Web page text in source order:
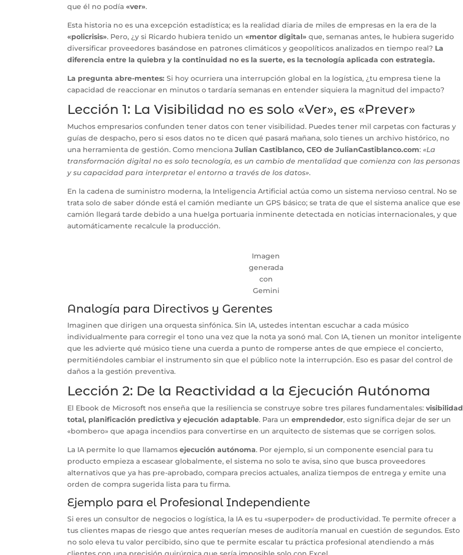
que él no podía«ver».
Esta historia no es una excepción estadística; es la realidad diaria de miles de empresas en la era de la
«policrisis». Pero, ¿y si Ricardo hubiera tenido un«mentor digital» que, semanas antes, le hubiera sugerido
diversificar proveedores basándose en patrones climáticos y geopolíticos analizados en tiempo real? La
diferencia entre la quiebra y la continuidad no es la suerte, es la tecnología aplicada con estrategia.
La pregunta abre-mentes: Si hoy ocurriera una interrupción global en la logística, ¿tu empresa tiene la
capacidad de reaccionar en minutos o tardaría semanas en entender siquiera la magnitud del impacto?
Lección 1: La Visibilidad no es solo «Ver», es «Prever»
Muchos empresarios confunden tener datos con tener visibilidad. Puedes tener mil carpetas con facturas y
guías de despacho, pero si esos datos no te dicen qué pasará mañana, solo tienes un archivo histórico, no
una herramienta de gestión. Como mencionaJulian Castiblanco, CEO de JulianCastiblanco.com:«La
transformación digital no es solo tecnología, es un cambio de mentalidad que comienza con las personas
y su capacidad para interpretar el entorno a través de los datos».
En la cadena de suministro moderna, la Inteligencia Artificial actúa como un sistema nervioso central. No se
trata solo de saber dónde está el camión mediante un GPS básico; se trata de que el sistema analice que ese
camión llegará tarde debido a una huelga portuaria inminente detectada en noticias internacionales, y que
automáticamente recalcule la producción.
Imagen
generada
con
Gemini
Analogía para Directivos y Gerentes
Imaginen que dirigen una orquesta sinfónica. Sin IA, ustedes intentan escuchar a cada músico
individualmente para corregir el tono una vez que la nota ya sonó mal. Con IA, tienen un monitor inteligente
que les advierte qué músico tiene una cuerda a punto de romperse antes de que empiece el concierto,
permitiéndoles cambiar el instrumento sin que el público note la interrupción. Eso es pasar del control de
daños a la gestión preventiva.
Lección 2: De la Reactividad a la Ejecución Autónoma
El Ebook de Microsoft nos enseña que la resiliencia se construye sobre tres pilares fundamentales:visibilidad
total, planificación predictiva y ejecución adaptable. Para unemprendedor, esto significa dejar de ser un
«bombero» que apaga incendios para convertirse en un arquitecto de sistemas que se corrigen solos.
La IA permite lo que llamamosejecución autónoma. Por ejemplo, si un componente esencial para tu
producto empieza a escasear globalmente, el sistema no solo te avisa, sino que busca proveedores
alternativos que ya has pre-aprobado, compara precios actuales, analiza tiempos de entrega y emite una
orden de compra sugerida lista para tu firma.
Ejemplo para el Profesional Independiente
Si eres un consultor de negocios o logística, la IA es tu «superpoder» de productividad. Te permite ofrecer a
tus clientes mapas de riesgo que antes requerían meses de auditoría manual en cuestión de segundos. Esto
no solo eleva tu valor percibido, sino que te permite escalar tu práctica profesional atendiendo a más